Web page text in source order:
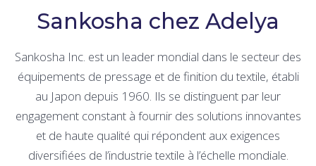
Sankosha chez Adelya
Sankosha Inc. est un leader mondial dans le secteur des
équipements de pressage et de finition du textile, établi
au Japon depuis 1960. Ils se distinguent par leur
engagement constant à fournir des solutions innovantes
et de haute qualité qui répondent aux exigences
diversifiées de l’industrie textile à l’échelle mondiale.